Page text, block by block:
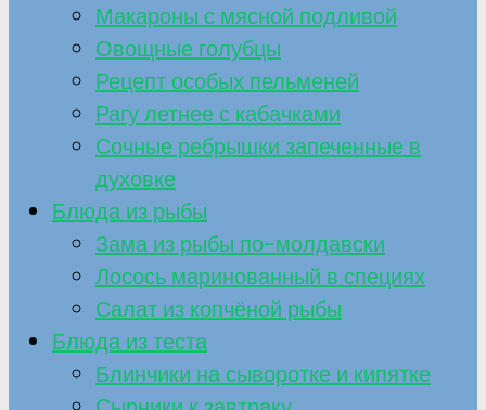
Макароны с мясной подливой
Овощные голубцы
Рецепт особых пельменей
Рагу летнее с кабачками
Сочные ребрышки запеченные в
духовке
Блюда из рыбы
Зама из рыбы по-молдавски
Лосось маринованный в специях
Салат из копчёной рыбы
Блюда из теста
Блинчики на сыворотке и кипятке